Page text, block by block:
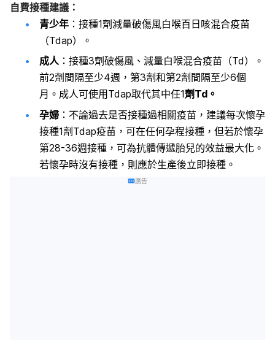
自費接種建議：
青少年 ：接種1劑減量破傷風白喉百日咳混合疫苗
（Tdap）。
成人：接種3劑破傷風、減量白喉混合疫苗（Td）。
前2劑間隔至少4週，第3劑和第2劑間隔至少6個
月。成人可使用Tdap取代其中任1劑Td。
孕婦 ：不論過去是否接種過相關疫苗，建議每次懷孕
接種1劑Tdap疫苗，可在任何孕程接種，但若於懷孕
第28-36週接種，可為抗體傳遞胎兒的效益最大化。
若懷孕時沒有接種，則應於生產後立即接種。
廣告